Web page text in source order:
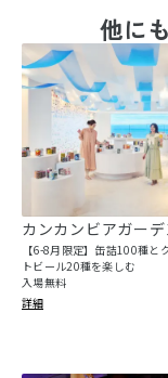
他に
カンカンビアガーデ
【6-8月限定】缶詰100種と
トビール20種を楽しむ
入場無料
詳細